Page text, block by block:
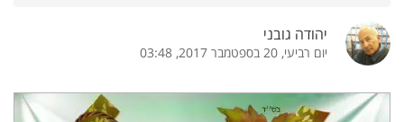
יהודה גובני
יום רביעי, 20 בספטמבר 2017, 03:48